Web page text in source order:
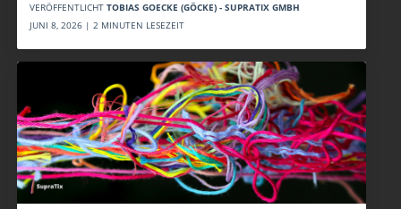
VERÖFFENTLICHT TOBIAS GOECKE (GÖCKE) - SUPRATIX GMBH
JUNI 8, 2026 | 2 MINUTEN LESEZEIT